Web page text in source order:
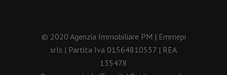
© 2020 Agenzia Immobiliare PM | Emmepi
srls | Partita Iva 01564810537 | REA
135478